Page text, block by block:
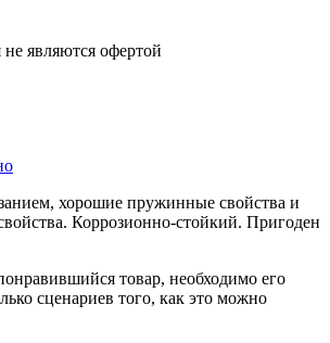
являются офертой
хорошие пружинные свойства и
Коррозионно-стойкий. Пригоден
товар, необходимо его
сценариев того, как это можно